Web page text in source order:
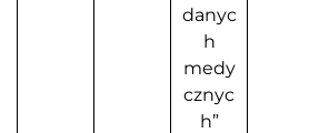
danyc
h
medy
cznyc
h”